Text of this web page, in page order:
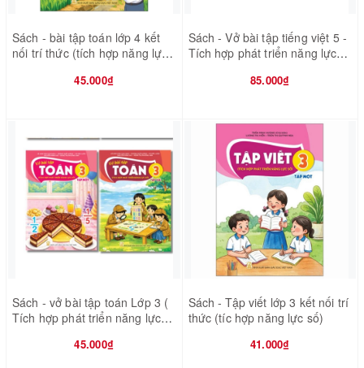
Sách - bài tập toán lớp 4 kết
nối trí thức (tích hợp năng lực
45.000₫
Sách - Vở bài tập tiếng việt 5 -
Tích hợp phát triển năng lực
85.000₫
Sách - vở bài tập toán Lớp 3 (
Tích hợp phát triển năng lực
45.000₫
Sách - Tập viết lớp 3 kết nối trí
thức (tíc hợp năng lực số)
41.000₫